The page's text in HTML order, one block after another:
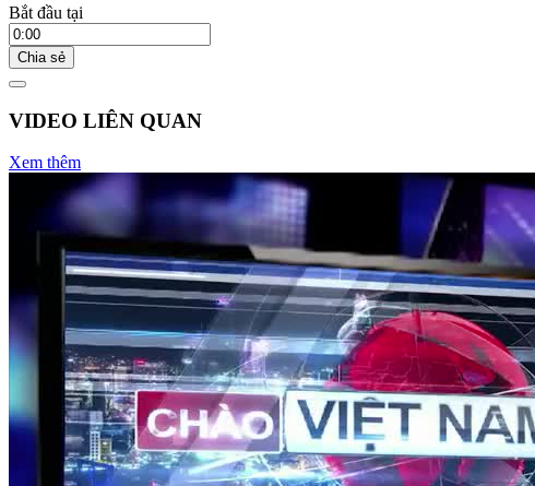
Bắt đầu tại
Chia sẻ
VIDEO LIÊN QUAN
Xem thêm